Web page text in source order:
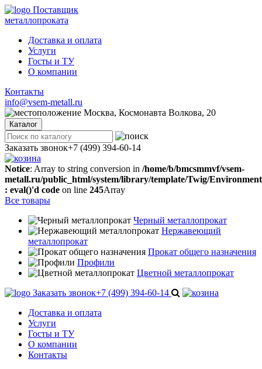
Поставщик
металлопроката
Доставка и оплата
Услуги
Госты и ТУ
О компании
Контакты
info@vsem-metall.ru
Москва, Космонавта Волкова, 20
Каталог
Заказать звонок+7 (499) 394-60-14
Notice: Array to string conversion in /home/b/bmcsmmvf/vsem-
metall.ru/public_html/system/library/template/Twig/
: eval()'d code on line 245Array
Все товары
Черный металлопрокат
Нержавеющий
металлопрокат
Прокат общего назначения
Профили
Цветной металлопрокат
Заказать звонок+7 (499) 394-60-14
Доставка и оплата
Услуги
Госты и ТУ
О компании
Контакты